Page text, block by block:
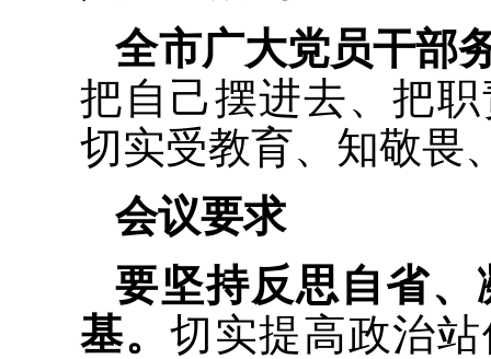
全市广大党员干部
把自己摆进去、把
切实受教育、知敬畏
会议要求
要坚持反思自省
基。 切实提高政治